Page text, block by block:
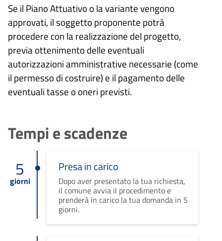
Se il Piano Attuativo o la variante vengono
approvati, il soggetto proponente potrà
procedere con la realizzazione del progetto,
previa ottenimento delle eventuali
autorizzazioni amministrative necessarie (come
il permesso di costruire) e il pagamento delle
eventuali tasse o oneri previsti.
Tempi e scadenze
5
giorni
Presa in carico
Dopo aver presentato la tua richiesta,
il comune avvia il procedimento e
prenderà in carico la tua domanda in 5
giorni.